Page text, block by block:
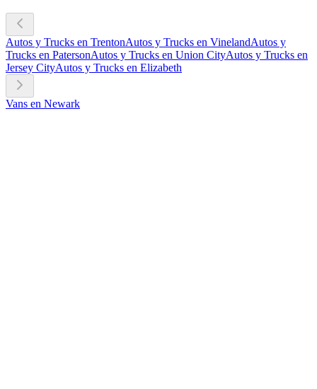
Autos y Trucks en TrentonAutos y Trucks en VinelandAutos y
Trucks en PatersonAutos y Trucks en Union CityAutos y Trucks en
Jersey CityAutos y Trucks en Elizabeth
Vans en Newark